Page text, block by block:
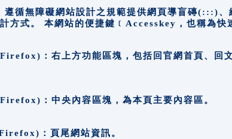
遵循無障礙網站設計之規範提供網頁導盲磚(:::)
式。 本網站的便捷鍵﹝Accesskey，也稱為快
：右上方功能區塊，包括回官網首頁、回文
：中央內容區塊，為本頁主要內容區。
：頁尾網站資訊。